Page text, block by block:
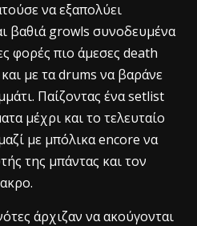
να εξαπολύει
βαθιά growls συνοδευμένα
φορές πιο άμεσες death
και με τα drums να βαράνε
Παίζοντας ένα setlist
μέχρι και το τελευταίο
με μπόλικα encore να
της μπάντας και τον
άρχιζαν να ακούγονται